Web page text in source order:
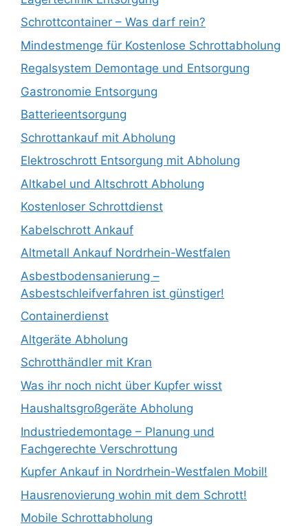
Schrottcontainer – Was darf rein?
Mindestmenge für Kostenlose Schrottabholung
Regalsystem Demontage und Entsorgung
Gastronomie Entsorgung
Batterieentsorgung
Schrottankauf mit Abholung
Elektroschrott Entsorgung mit Abholung
Altkabel und Altschrott Abholung
Kostenloser Schrottdienst
Kabelschrott Ankauf
Altmetall Ankauf Nordrhein-Westfalen
Asbestbodensanierung –
Asbestschleifverfahren ist günstiger!
Containerdienst
Altgeräte Abholung
Schrotthändler mit Kran
Was ihr noch nicht über Kupfer wisst
Haushaltsgroßgeräte Abholung
Industriedemontage – Planung und
Fachgerechte Verschrottung
Kupfer Ankauf in Nordrhein-Westfalen Mobil!
Hausrenovierung wohin mit dem Schrott!
Mobile Schrottabholung